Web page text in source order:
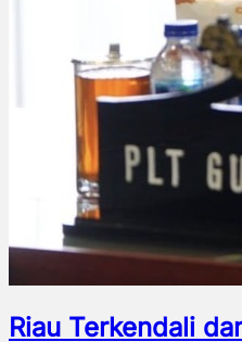
Riau Terkendali